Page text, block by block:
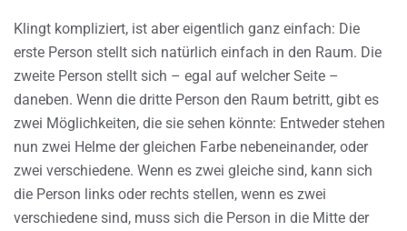
Klingt kompliziert, ist aber eigentlich ganz einfach: Die
erste Person stellt sich natürlich einfach in den Raum. Die
zweite Person stellt sich – egal auf welcher Seite –
daneben. Wenn die dritte Person den Raum betritt, gibt es
zwei Möglichkeiten, die sie sehen könnte: Entweder stehen
nun zwei Helme der gleichen Farbe nebeneinander, oder
zwei verschiedene. Wenn es zwei gleiche sind, kann sich
die Person links oder rechts stellen, wenn es zwei
verschiedene sind, muss sich die Person in die Mitte der